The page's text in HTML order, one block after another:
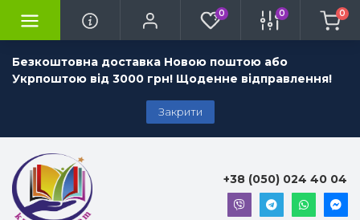
Безкоштовна доставка Новою поштою або
Укрпоштою від 3000 грн! Щоденне відправлення!
Закрити
0 0 0
+38 (050) 024 40 04